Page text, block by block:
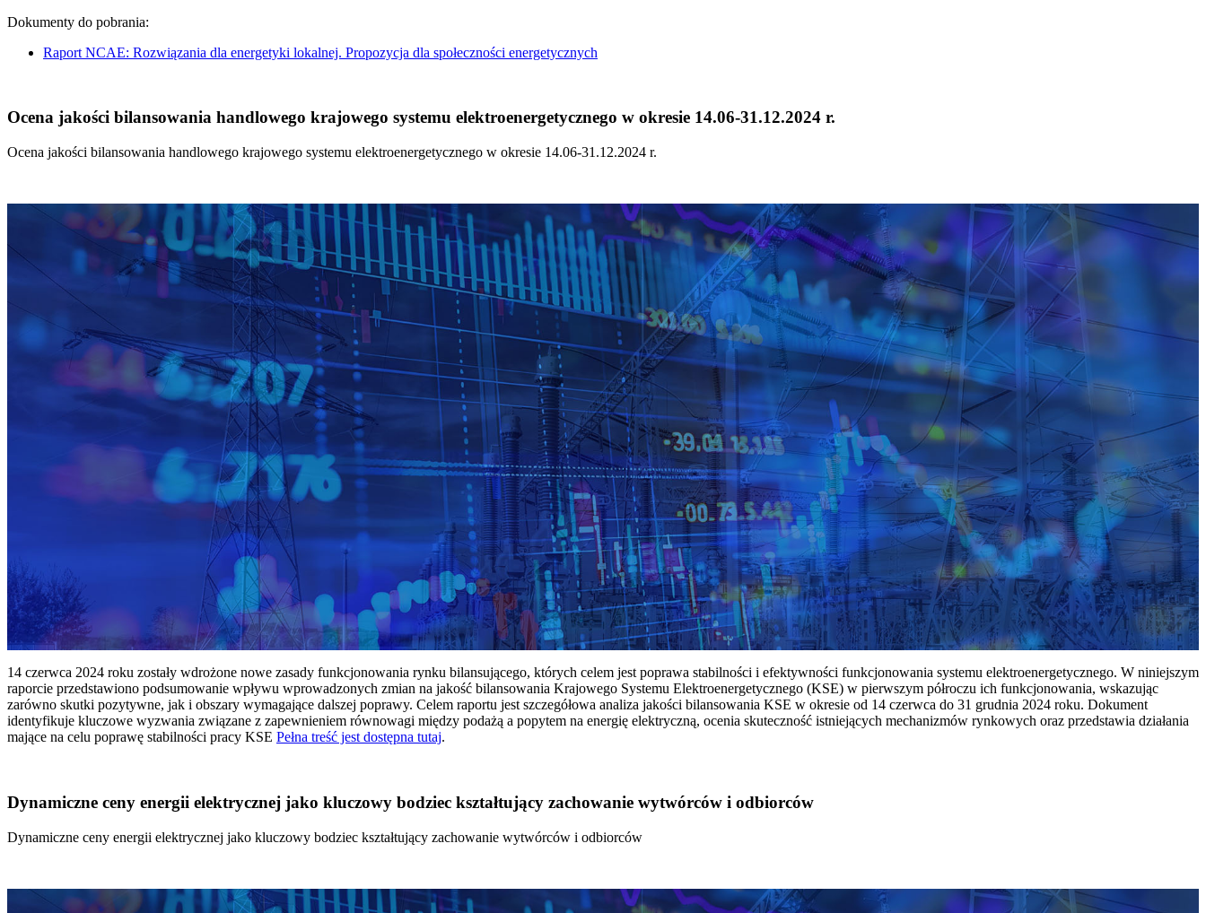
Dokumenty do pobrania:
Raport NCAE: Rozwiązania dla energetyki lokalnej. Propozycja dla społeczności energetycznych
Ocena jakości bilansowania handlowego krajowego systemu elektroenergetycznego w okresie 14.06-31.12.2024 r.
Ocena jakości bilansowania handlowego krajowego systemu elektroenergetycznego w okresie 14.06-31.12.2024 r.
14 czerwca 2024 roku zostały wdrożone nowe zasady funkcjonowania rynku bilansującego, których celem jest poprawa stabilności i efektywności funkcjonowania systemu elektroenergetycznego. W niniejszym
raporcie przedstawiono podsumowanie wpływu wprowadzonych zmian na jakość bilansowania Krajowego Systemu Elektroenergetycznego (KSE) w pierwszym półroczu ich funkcjonowania, wskazując
zarówno skutki pozytywne, jak i obszary wymagające dalszej poprawy. Celem raportu jest szczegółowa analiza jakości bilansowania KSE w okresie od 14 czerwca do 31 grudnia 2024 roku. Dokument
identyfikuje kluczowe wyzwania związane z zapewnieniem równowagi między podażą a popytem na energię elektryczną, ocenia skuteczność istniejących mechanizmów rynkowych oraz przedstawia działania
mające na celu poprawę stabilności pracy KSE Pełna treść jest dostępna tutaj.
Dynamiczne ceny energii elektrycznej jako kluczowy bodziec kształtujący zachowanie wytwórców i odbiorców
Dynamiczne ceny energii elektrycznej jako kluczowy bodziec kształtujący zachowanie wytwórców i odbiorców